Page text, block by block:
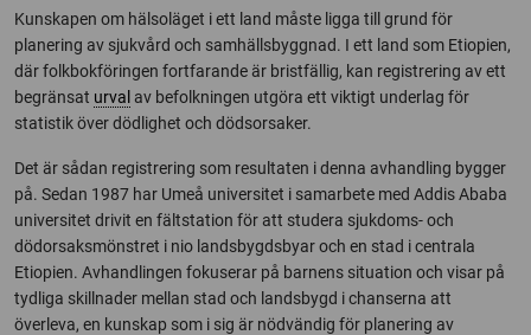
Kunskapen om hälsoläget i ett land måste ligga till grund för
planering av sjukvård och samhällsbyggnad. I ett land som Etiopien,
där folkbokföringen fortfarande är bristfällig, kan registrering av ett
begränsat urval av befolkningen utgöra ett viktigt underlag för
statistik över dödlighet och dödsorsaker.
Det är sådan registrering som resultaten i denna avhandling bygger
på. Sedan 1987 har Umeå universitet i samarbete med Addis Ababa
universitet drivit en fältstation för att studera sjukdoms- och
dödorsaksmönstret i nio landsbygdsbyar och en stad i centrala
Etiopien. Avhandlingen fokuserar på barnens situation och visar på
tydliga skillnader mellan stad och landsbygd i chanserna att
överleva, en kunskap som i sig är nödvändig för planering av